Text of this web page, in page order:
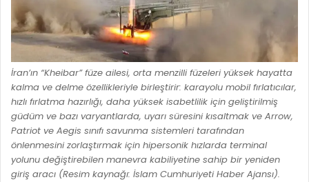
İran’ın “Kheibar” füze ailesi, orta menzilli füzeleri yüksek hayatta
kalma ve delme özellikleriyle birleştirir: karayolu mobil fırlatıcılar,
hızlı fırlatma hazırlığı, daha yüksek isabetlilik için geliştirilmiş
güdüm ve bazı varyantlarda, uyarı süresini kısaltmak ve Arrow,
Patriot ve Aegis sınıfı savunma sistemleri tarafından
önlenmesini zorlaştırmak için hipersonik hızlarda terminal
yolunu değiştirebilen manevra kabiliyetine sahip bir yeniden
giriş aracı (Resim kaynağı: İslam Cumhuriyeti Haber Ajansı).